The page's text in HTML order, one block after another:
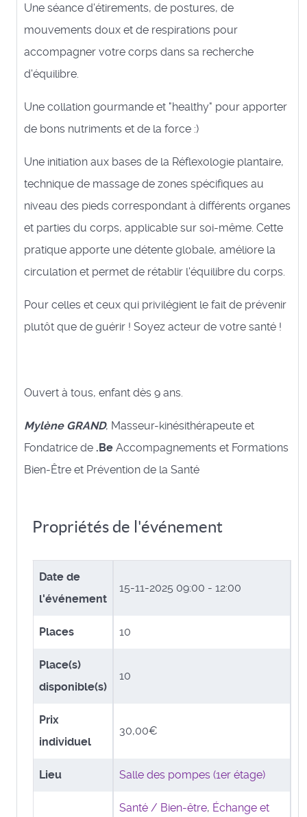
Une séance d'étirements, de postures, de
mouvements doux et de respirations pour
accompagner votre corps dans sa recherche
d'équilibre.
Une collation gourmande et "healthy" pour apporter
de bons nutriments et de la force :)
Une initiation aux bases de la Réflexologie plantaire,
technique de massage de zones spécifiques au
niveau des pieds correspondant à différents organes
et parties du corps, applicable sur soi-même. Cette
pratique apporte une détente globale, améliore la
circulation et permet de rétablir l'équilibre du corps.
Pour celles et ceux qui privilégient le fait de prévenir
plutôt que de guérir ! Soyez acteur de votre santé !
Ouvert à tous, enfant dès 9 ans.
Mylène GRAND, Masseur-kinésithérapeute et
Fondatrice de .Be Accompagnements et Formations
Bien-Être et Prévention de la Santé
Propriétés de l'événement
Date de
l'événement
15-11-2025 09:00 - 12:00
Places 10
Place(s)
disponible(s)
10
Prix
individuel
30,00€
Lieu Salle des pompes (1er étage)
Santé / Bien-être, Échange et